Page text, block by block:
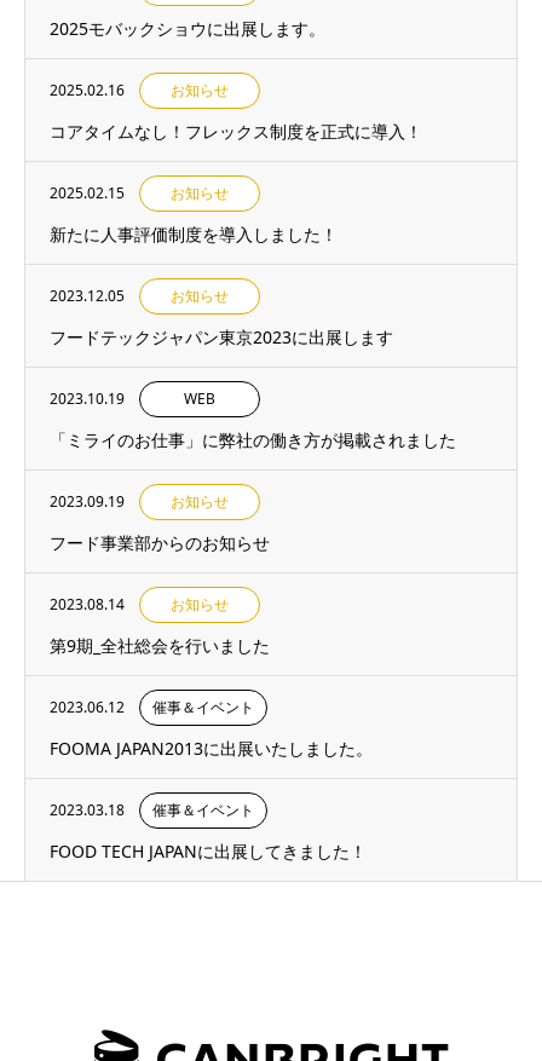
2025モバックショウに出展します。
2025.02.16 お知らせ
コアタイムなし！フレックス制度を正式に導入！
2025.02.15 お知らせ
新たに人事評価制度を導入しました！
2023.12.05 お知らせ
フードテックジャパン東京2023に出展します
2023.10.19 WEB
「ミライのお仕事」に弊社の働き方が掲載されました
2023.09.19 お知らせ
フード事業部からのお知らせ
2023.08.14 お知らせ
第9期_全社総会を行いました
2023.06.12 催事＆イベント
FOOMA JAPAN2013に出展いたしました。
2023.03.18 催事＆イベント
FOOD TECH JAPANに出展してきました！